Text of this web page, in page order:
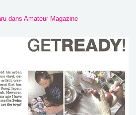
dans Amateur Magazine